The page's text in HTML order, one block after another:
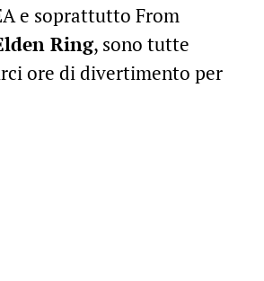
e soprattutto From
Ring, sono tutte
ore di divertimento per